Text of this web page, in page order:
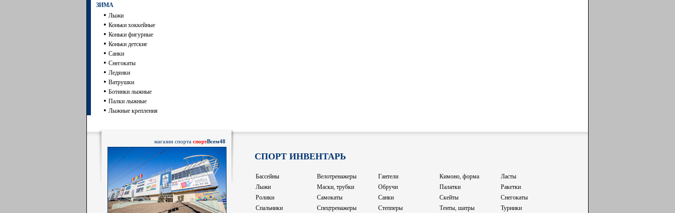
ЗИМА
• Лыжи
• Коньки хоккейные
• Коньки фигурные
• Коньки детские
• Санки
• Снегокаты
• Ледянки
• Ватрушки
• Ботинки лыжные
• Палки лыжные
• Лыжные крепления
магазин спорта спортВсем48
СПОРТ ИНВЕНТАРЬ
Бассейны Велотренажеры Гантели Кимоно, форма
Ласты
Лыжи
Маски, трубки Обручи Палатки
Ракетки
Ролики
Самокаты Санки Скейты
Снегокаты
Спальники
Спецтренажеры Степперы Тенты, шатры Турники